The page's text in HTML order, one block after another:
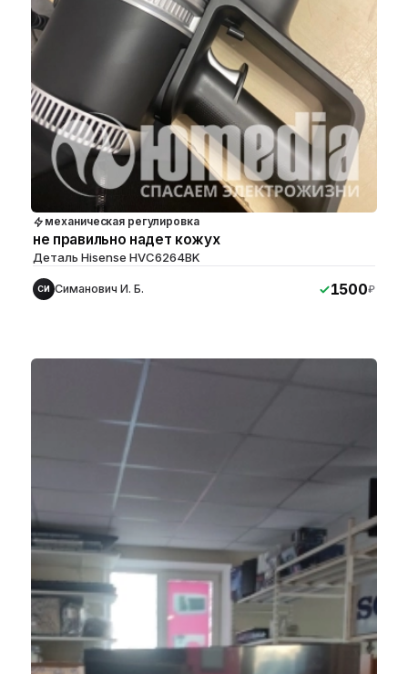
механическая регулировка
не правильно надет кожух
Деталь Hisense HVC6264BK
СИ Симанович И. Б. 1500₽